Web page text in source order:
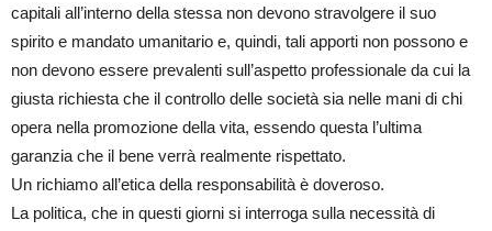
capitali all’interno della stessa non devono stravolgere il suo
spirito e mandato umanitario e, quindi, tali apporti non possono e
non devono essere prevalenti sull’aspetto professionale da cui la
giusta richiesta che il controllo delle società sia nelle mani di chi
opera nella promozione della vita, essendo questa l’ultima
garanzia che il bene verrà realmente rispettato.
Un richiamo all’etica della responsabilità è doveroso.
La politica, che in questi giorni si interroga sulla necessità di